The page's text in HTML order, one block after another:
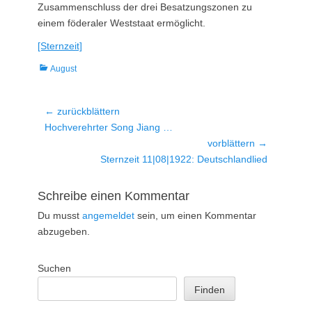
Zusammenschluss der drei Besatzungszonen zu
einem föderaler Weststaat ermöglicht.
[Sternzeit]
Kategorien
August
Beitragsnavigation
← zurückblättern
Vorheriger
Hochverehrter Song Jiang …
vorblättern →
Sternzeit 11|08|1922: Deutschlandlied
Schreibe einen Kommentar
Du musst angemeldet sein, um einen Kommentar
abzugeben.
Suchen
Finden